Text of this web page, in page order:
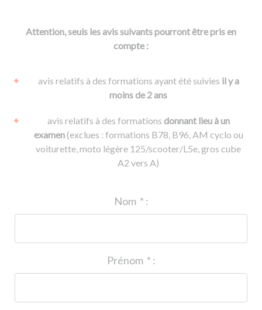
Attention, seuls les avis suivants pourront être pris en
compte :
avis relatifs à des formations ayant été suivies il y a
moins de 2 ans
avis relatifs à des formations donnant lieu à un
examen(exclues : formations B78, B96, AM cyclo ou
voiturette, moto légère 125/scooter/L5e, gros cube
A2 vers A)
* :
* :